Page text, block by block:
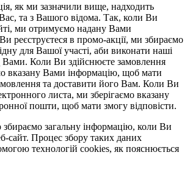
як ми зазначили вище, надходить
та з Вашого відома. Так, коли Ви
ми отримуємо надану Вами
реєструєтеся в промо-акції, ми збираємо
для Вашої участі, аби виконати наші
Вами. Коли Ви здійснюєте замовлення
вказану Вами інформацію, щоб мати
та доставити його Вам. Коли Ви
листа, ми зберігаємо вказану
пошти, щоб мати змогу відповісти.
загальну інформацію, коли Ви
сайт. Процес збору таких даних
технологій cookies, як пояснюється